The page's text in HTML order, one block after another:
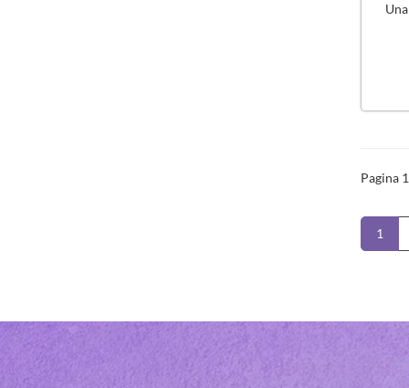
Pagina
1